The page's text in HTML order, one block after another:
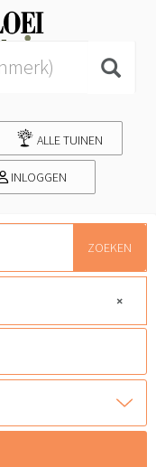
ALLE TUINEN
INLOGGEN
ZOEKEN
×